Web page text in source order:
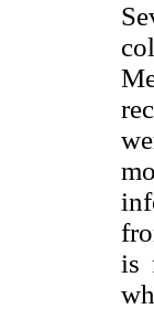
is